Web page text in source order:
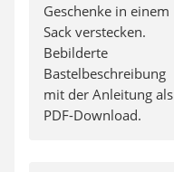
Geschenke in einem
Sack verstecken.
Bebilderte
Bastelbeschreibung
mit der Anleitung als
PDF-Download.